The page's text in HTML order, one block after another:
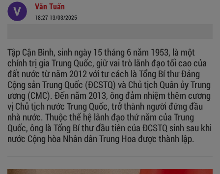
Văn Tuấn
18:27 13/03/2025
Tập Cận Bình, sinh ngày 15 tháng 6 năm 1953, là một
chính trị gia Trung Quốc, giữ vai trò lãnh đạo tối cao của
đất nước từ năm 2012 với tư cách là Tổng Bí thư Đảng
Cộng sản Trung Quốc (ĐCSTQ) và Chủ tịch Quân ủy Trung
ương (CMC). Đến năm 2013, ông đảm nhiệm thêm cương
vị Chủ tịch nước Trung Quốc, trở thành người đứng đầu
nhà nước. Thuộc thế hệ lãnh đạo thứ năm của Trung
Quốc, ông là Tổng Bí thư đầu tiên của ĐCSTQ sinh sau khi
nước Cộng hòa Nhân dân Trung Hoa được thành lập.